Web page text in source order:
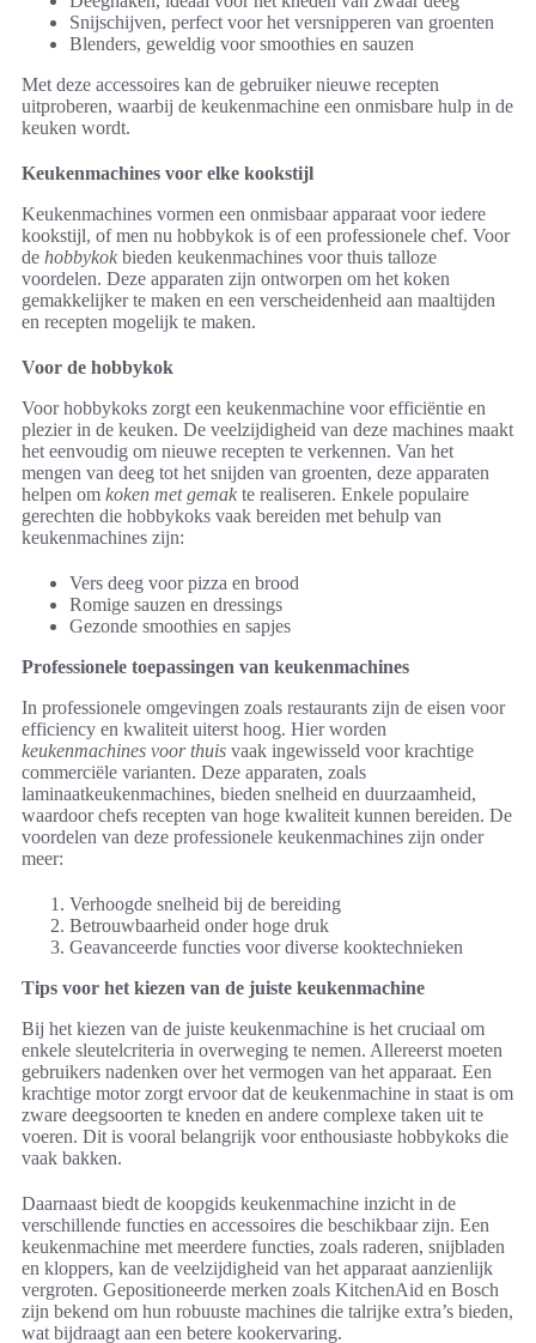
Snijschijven, perfect voor het versnipperen van groenten
Blenders, geweldig voor smoothies en sauzen
Met deze accessoires kan de gebruiker nieuwe recepten
uitproberen, waarbij de keukenmachine een onmisbare hulp in de
keuken wordt.
Keukenmachines voor elke kookstijl
Keukenmachines vormen een onmisbaar apparaat voor iedere
kookstijl, of men nu hobbykok is of een professionele chef. Voor
de hobbykok bieden keukenmachines voor thuis talloze
voordelen. Deze apparaten zijn ontworpen om het koken
gemakkelijker te maken en een verscheidenheid aan maaltijden
en recepten mogelijk te maken.
Voor de hobbykok
Voor hobbykoks zorgt een keukenmachine voor efficiëntie en
plezier in de keuken. De veelzijdigheid van deze machines maakt
het eenvoudig om nieuwe recepten te verkennen. Van het
mengen van deeg tot het snijden van groenten, deze apparaten
helpen om koken met gemak te realiseren. Enkele populaire
gerechten die hobbykoks vaak bereiden met behulp van
keukenmachines zijn:
Vers deeg voor pizza en brood
Romige sauzen en dressings
Gezonde smoothies en sapjes
Professionele toepassingen van keukenmachines
In professionele omgevingen zoals restaurants zijn de eisen voor
efficiency en kwaliteit uiterst hoog. Hier worden
keukenmachines voor thuis vaak ingewisseld voor krachtige
commerciële varianten. Deze apparaten, zoals
laminaatkeukenmachines, bieden snelheid en duurzaamheid,
waardoor chefs recepten van hoge kwaliteit kunnen bereiden. De
voordelen van deze professionele keukenmachines zijn onder
meer:
Verhoogde snelheid bij de bereiding
Betrouwbaarheid onder hoge druk
Geavanceerde functies voor diverse kooktechnieken
Tips voor het kiezen van de juiste keukenmachine
Bij het kiezen van de juiste keukenmachine is het cruciaal om
enkele sleutelcriteria in overweging te nemen. Allereerst moeten
gebruikers nadenken over het vermogen van het apparaat. Een
krachtige motor zorgt ervoor dat de keukenmachine in staat is om
zware deegsoorten te kneden en andere complexe taken uit te
voeren. Dit is vooral belangrijk voor enthousiaste hobbykoks die
vaak bakken.
Daarnaast biedt de koopgids keukenmachine inzicht in de
verschillende functies en accessoires die beschikbaar zijn. Een
keukenmachine met meerdere functies, zoals raderen, snijbladen
en kloppers, kan de veelzijdigheid van het apparaat aanzienlijk
vergroten. Gepositioneerde merken zoals KitchenAid en Bosch
zijn bekend om hun robuuste machines die talrijke extra’s bieden,
wat bijdraagt aan een betere kookervaring.